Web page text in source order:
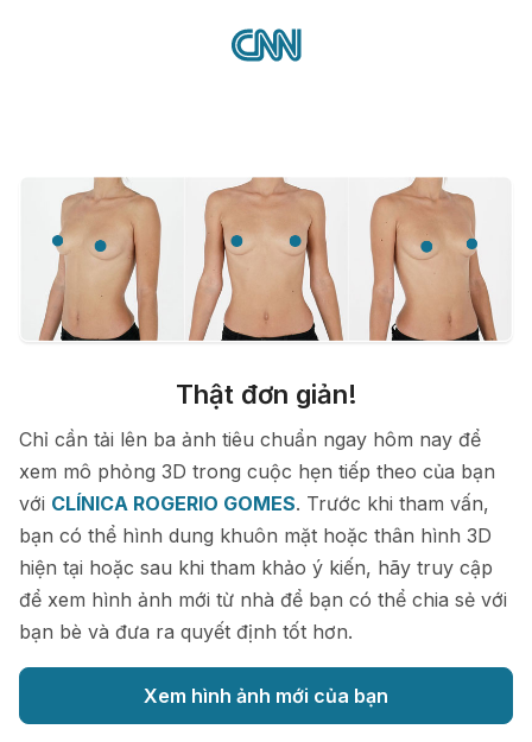
Thật đơn giản!
Chỉ cần tải lên ba ảnh tiêu chuẩn ngay hôm nay để
xem mô phỏng 3D trong cuộc hẹn tiếp theo của bạn
với CLÍNICA ROGERIO GOMES. Trước khi tham vấn,
bạn có thể hình dung khuôn mặt hoặc thân hình 3D
hiện tại hoặc sau khi tham khảo ý kiến, hãy truy cập
để xem hình ảnh mới từ nhà để bạn có thể chia sẻ với
bạn bè và đưa ra quyết định tốt hơn.
Xem hình ảnh mới của bạn